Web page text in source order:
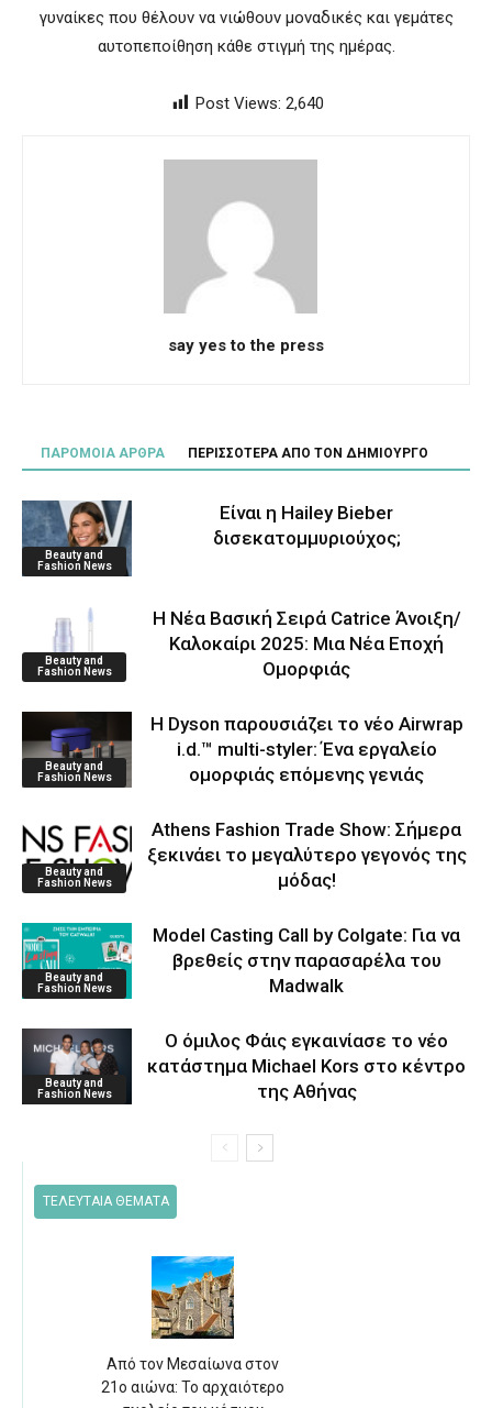
γυναίκες που θέλουν να νιώθουν μοναδικές και γεμάτες
αυτοπεποίθηση κάθε στιγμή της ημέρας.
Post Views: 2,640
say yes to the press
ΠΑΡΟΜΟΙΑ ΑΡΘΡΑ ΠΕΡΙΣΣΟΤΕΡΑ ΑΠΟ ΤΟΝ ΔΗΜΙΟΥΡΓΟ
Beauty and
Fashion News
Είναι η Hailey Bieber
δισεκατομμυριούχος;
Beauty and
Fashion News
Η Νέα Βασική Σειρά Catrice Άνοιξη/
Καλοκαίρι 2025: Μια Νέα Εποχή
Ομορφιάς
Beauty and
Fashion News
Η Dyson παρουσιάζει το νέο Airwrap
i.d.™ multi-styler: Ένα εργαλείο
ομορφιάς επόμενης γενιάς
Beauty and
Fashion News
Athens Fashion Trade Show: Σήμερα
ξεκινάει το μεγαλύτερο γεγονός της
μόδας!
Beauty and
Fashion News
Model Casting Call by Colgate: Για να
βρεθείς στην παρασαρέλα του
Μadwalk
Beauty and
Fashion News
O όμιλος Φάις εγκαινίασε το νέο
κατάστημα Michael Kors στο κέντρο
της Αθήνας
ΤΕΛΕΥΤΑΙΑ ΘΕΜΑΤΑ
Από τον Μεσαίωνα στον
21ο αιώνα: Το αρχαιότερο